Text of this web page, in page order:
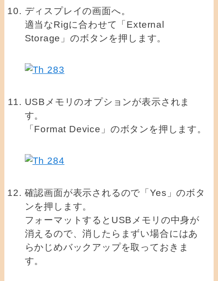
ディスプレイの画面へ。
適当なRigに合わせて「External
Storage」のボタンを押します。
USBメモリのオプションが表示されま
す。
「Format Device」のボタンを押します。
確認画面が表示されるので「Yes」のボタ
ンを押します。
フォーマットするとUSBメモリの中身が
消えるので、消したらまずい場合にはあ
らかじめバックアップを取っておきま
す。